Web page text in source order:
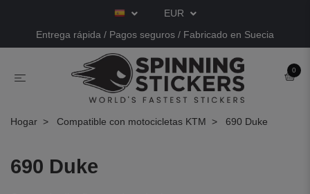
EUR
Entrega rápida / Pagos seguros / Fabricado en Suecia
0
Hogar Compatible con motocicletas KTM 690 Duke
690 Duke